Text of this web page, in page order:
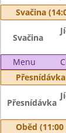
Svačina
Svačina
Menu
Přesnídávka
Oběd (11:00